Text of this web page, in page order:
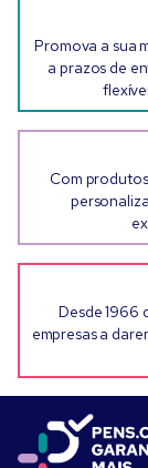
Promova a sua
a prazos de
Com
Desde 1966
empresas a